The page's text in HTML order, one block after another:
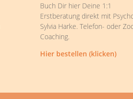
Buch Dir hier Deine 1:1
Erstberatung direkt mit
Sylvia Harke. Telefon- oder
Coaching.
Hier bestellen (klicken)